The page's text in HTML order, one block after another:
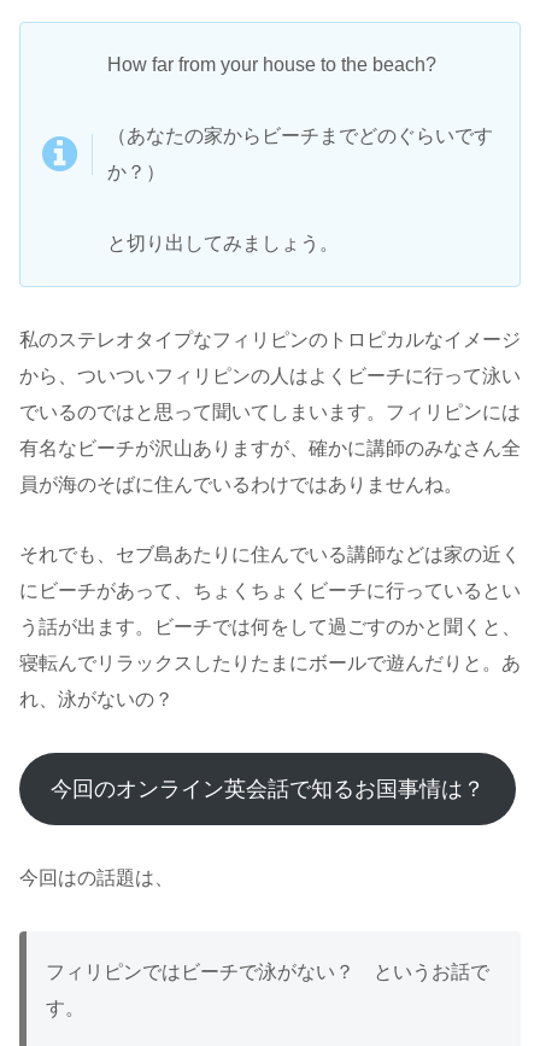
How far from your house to the beach?
（あなたの家からビーチまでどのぐらいです
か？）
と切り出してみましょう。
私のステレオタイプなフィリピンのトロピカルなイメージ
から、ついついフィリピンの人はよくビーチに行って泳い
でいるのではと思って聞いてしまいます。フィリピンには
有名なビーチが沢山ありますが、確かに講師のみなさん全
員が海のそばに住んでいるわけではありませんね。
それでも、セブ島あたりに住んでいる講師などは家の近く
にビーチがあって、ちょくちょくビーチに行っているとい
う話が出ます。ビーチでは何をして過ごすのかと聞くと、
寝転んでリラックスしたりたまにボールで遊んだりと。あ
れ、泳がないの？
今回のオンライン英会話で知るお国事情は？
今回はの話題は、
フィリピンではビーチで泳がない？ というお話で
す。